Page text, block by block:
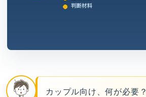
カップル向け、何が必要？